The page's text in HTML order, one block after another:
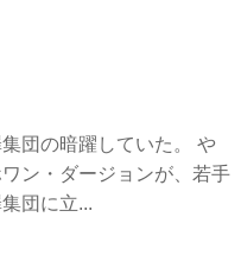
団の暗躍していた。 や
ン・ダージョンが、若手
団に立...